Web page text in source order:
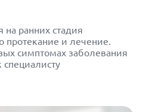
на ранних стадия
протекание и лечение.
симптомах заболевания